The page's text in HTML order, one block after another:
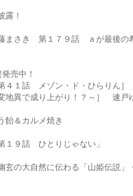
露！
まさき 第１７９話 ａが最後の
売中！
１話 メゾン・ド・ひらりん］
変地異で成り上がり！？～］ 速
＆カルメ焼き
９話 ひとりじゃない」
大自然に伝わる「山姫伝説」